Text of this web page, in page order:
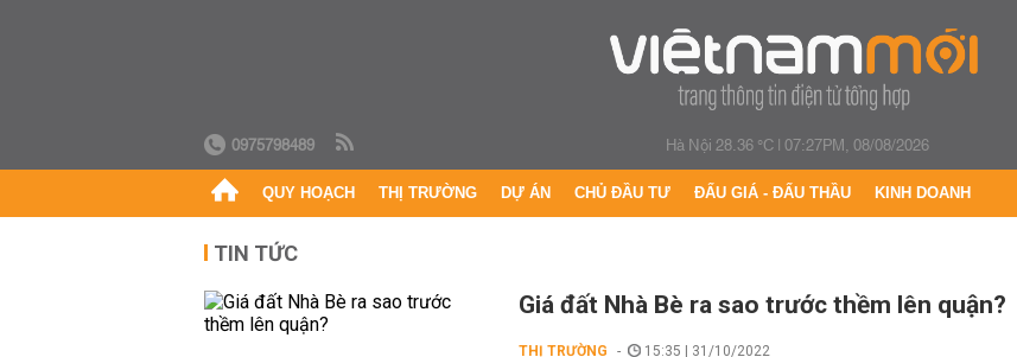
0975798489 Hà Nội 28.36 °C|07:27PM, 08/08/2026
QUY HOẠCH THỊ TRƯỜNG DỰ ÁN CHỦ ĐẦU TƯ ĐẤU GIÁ - ĐẤU THẦU KINH DOANH
TIN TỨC
Giá đất Nhà Bè ra sao trước thềm lên quận?
THỊ TRƯỜNG 15:35 | 31/10/2022